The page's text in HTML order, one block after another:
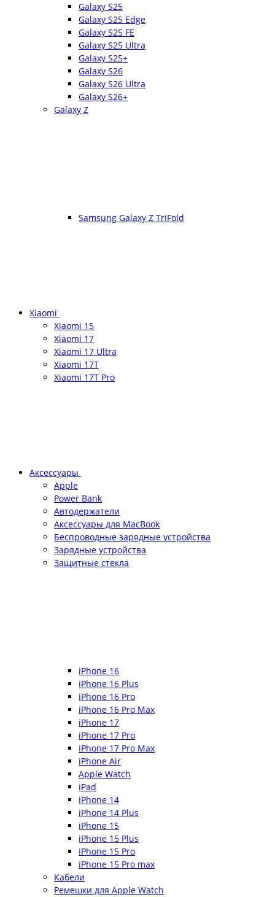
Galaxy S25
Galaxy S25 Edge
Galaxy S25 FE
Galaxy S25 Ultra
Galaxy S25+
Galaxy S26
Galaxy S26 Ultra
Galaxy S26+
Galaxy Z
Samsung Galaxy Z TriFold
Xiaomi
Xiaomi 15
Xiaomi 17
Xiaomi 17 Ultra
Xiaomi 17T
Xiaomi 17T Pro
Аксессуары
Apple
Power Bank
Автодержатели
Аксессуары для MacBook
Беспроводные зарядные устройства
Зарядные устройства
Защитные стекла
iPhone 16
iPhone 16 Plus
iPhone 16 Pro
iPhone 16 Pro Max
iPhone 17
iPhone 17 Pro
iPhone 17 Pro Max
iPhone Air
Apple Watch
iPad
iPhone 14
iPhone 14 Plus
iPhone 15
iPhone 15 Plus
iPhone 15 Pro
iPhone 15 Pro max
Кабели
Ремешки для Apple Watch